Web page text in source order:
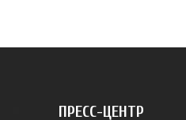
ПРЕСС-ЦЕНТР